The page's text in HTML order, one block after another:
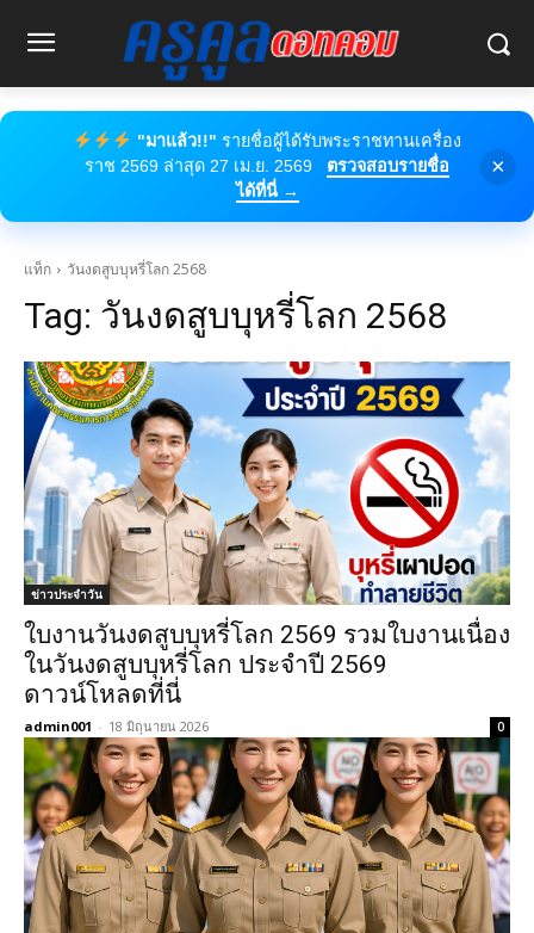
"มาแล้ว!!" รายชื่อผู้ได้รับพระราชทานเครื่อง
ราช 2569 ล่าสุด 27 เม.ย. 2569
ตรวจสอบรายชื่อ
ได้ที่นี่ →
×
แท็ก วันงดสูบบุหรี่โลก 2568
Tag: วันงดสูบบุหรี่โลก 2568
ข่าวประจำวัน
ใบงานวันงดสูบบุหรี่โลก 2569 รวมใบงานเนื่อง
ในวันงดสูบบุหรี่โลก ประจำปี 2569
ดาวน์โหลดที่นี่
admin001 - 18 มิถุนายน 2026 0